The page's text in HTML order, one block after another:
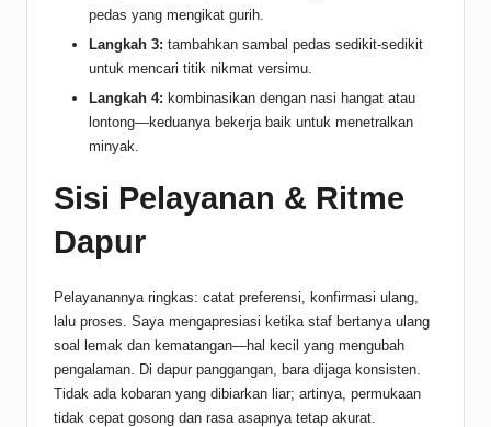
pedas yang mengikat gurih.
Langkah 3: tambahkan sambal pedas sedikit-sedikit
untuk mencari titik nikmat versimu.
Langkah 4: kombinasikan dengan nasi hangat atau
lontong—keduanya bekerja baik untuk menetralkan
minyak.
Sisi Pelayanan & Ritme
Dapur
Pelayanannya ringkas: catat preferensi, konfirmasi ulang,
lalu proses. Saya mengapresiasi ketika staf bertanya ulang
soal lemak dan kematangan—hal kecil yang mengubah
pengalaman. Di dapur panggangan, bara dijaga konsisten.
Tidak ada kobaran yang dibiarkan liar; artinya, permukaan
tidak cepat gosong dan rasa asapnya tetap akurat.